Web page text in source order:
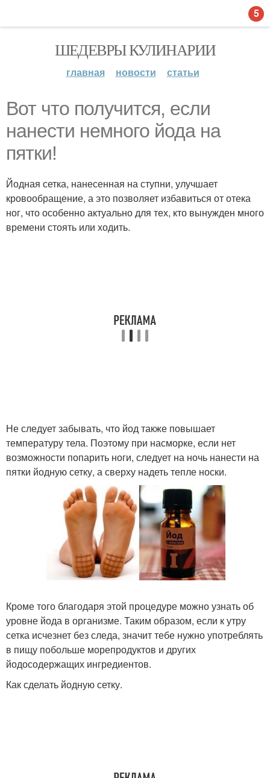
ШЕДЕВРЫ КУЛИНАРИИ
главная новости статьи
Вот что получится, если
нанести немного йода на
пятки!
Йодная сетка, нанесенная на ступни, улучшает
кровообращение, а это позволяет избавиться от отека
ног, что особенно актуально для тех, кто вынужден много
времени стоять или ходить.
Не следует забывать, что йод также повышает
температуру тела. Поэтому при насморке, если нет
возможности попарить ноги, следует на ночь нанести на
пятки йодную сетку, а сверху надеть тепле носки.
Кроме того благодаря этой процедуре можно узнать об
уровне йода в организме. Таким образом, если к утру
сетка исчезнет без следа, значит тебе нужно употреблять
в пищу побольше морепродуктов и других
йодосодержащих ингредиентов.
Как сделать йодную сетку.
5